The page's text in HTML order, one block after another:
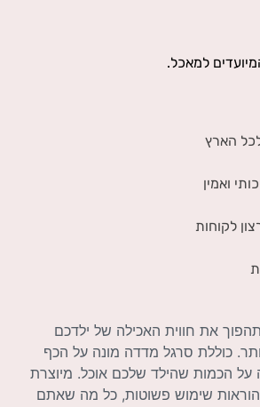
למאכל.
הארץ
ואמין
את חווית האכילה של ילדכם
כוללת סרגל מדדה מונה על הכף
על הכמות שהילד שלכם אוכל. מיוצרת
והוראות שימוש פשוטות, כל מה שאתם